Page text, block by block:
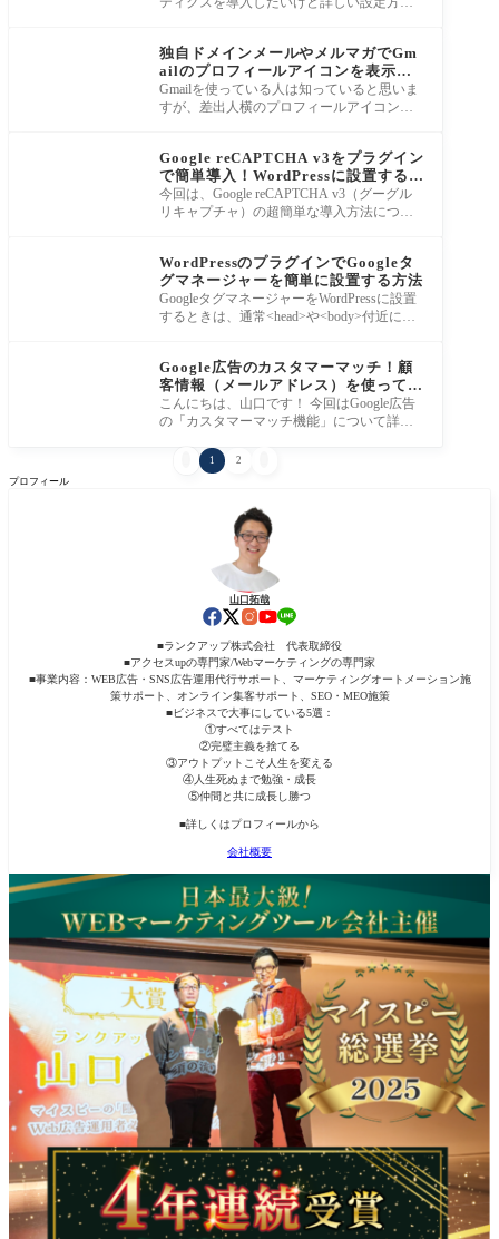
独自ドメインメールやメルマガでGm
ailのプロフィールアイコンを表示さ
せる方法
Gmailを使っている人は知っていると思いま
すが、差出人横のプロフィールアイコンはG
Google reCAPTCHA v3をプラグイン
で簡単導入！WordPressに設置する方
法
今回は、Google reCAPTCHA v3（グーグル
リキャプチャ）の超簡単な導入方法につい
WordPressのプラグインでGoogleタ
グマネージャーを簡単に設置する方法
GoogleタグマネージャーをWordPressに設置
するときは、通常<head>や<body>付近にタ
Google広告のカスタマーマッチ！顧
客情報（メールアドレス）を使って出
稿する方法
こんにちは、山口です！ 今回はGoogle広告
の「カスタマーマッチ機能」について詳し
ず、Web広告
1 2
プロフィール
山口拓哉
■ランクアップ株式会社 代表取締役
■アクセスupの専門家/Webマーケティングの専門家
■事業内容：WEB広告・SNS広告運用代行サポート、マーケティングオートメーション施
策サポート、オンライン集客サポート、SEO・MEO施策
■ビジネスで大事にしている5選：
①すべてはテスト
②完璧主義を捨てる
③アウトプットこそ人生を変える
④人生死ぬまで勉強・成長
⑤仲間と共に成長し勝つ
■詳しくはプロフィールから
会社概要